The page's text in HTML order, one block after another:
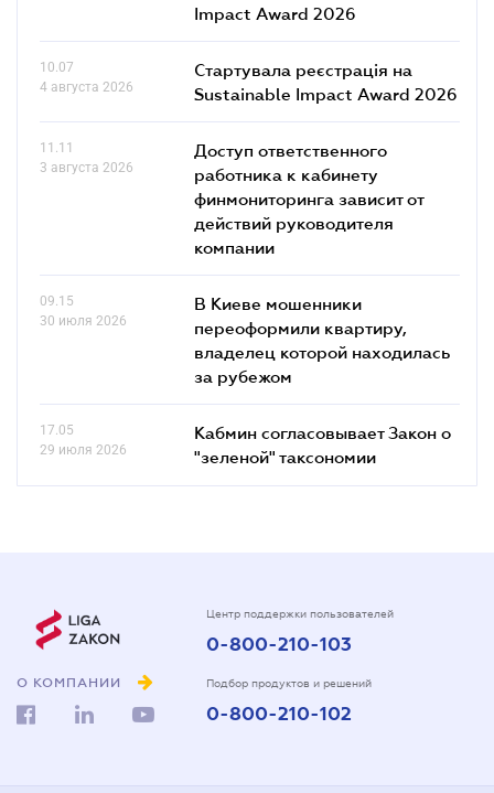
Impact Award 2026
10.07
4 августа 2026
Стартувала реєстрація на
Sustainable Impact Award 2026
11.11
3 августа 2026
Доступ ответственного
работника к кабинету
финмониторинга зависит от
действий руководителя
компании
09.15
30 июля 2026
В Киеве мошенники
переоформили квартиру,
владелец которой находилась
за рубежом
17.05
29 июля 2026
Кабмин согласовывает Закон о
"зеленой" таксономии
О КОМПАНИИ
Центр поддержки пользователей
0-800-210-103
Подбор продуктов и решений
0-800-210-102